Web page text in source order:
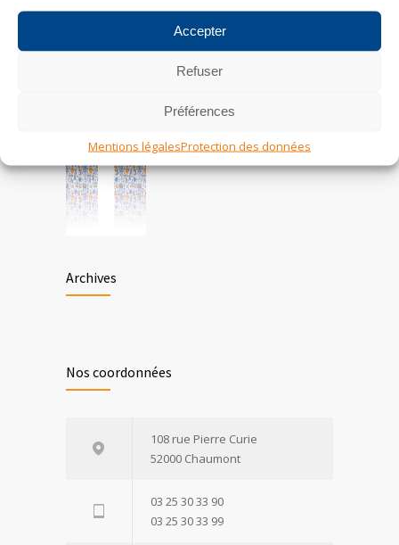
Accepter
Refuser
Préférences
Mentions légalesProtection des données
Les plus consultés
Archives
Nos coordonnées
108 rue Pierre Curie
52000 Chaumont
03 25 30 33 90
03 25 30 33 99